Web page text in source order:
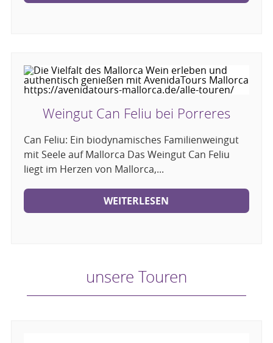
Weingut Can Feliu bei Porreres
Can Feliu: Ein biodynamisches Familienweingut
mit Seele auf Mallorca Das Weingut Can Feliu
liegt im Herzen von Mallorca,...
WEITERLESEN
unsere Touren